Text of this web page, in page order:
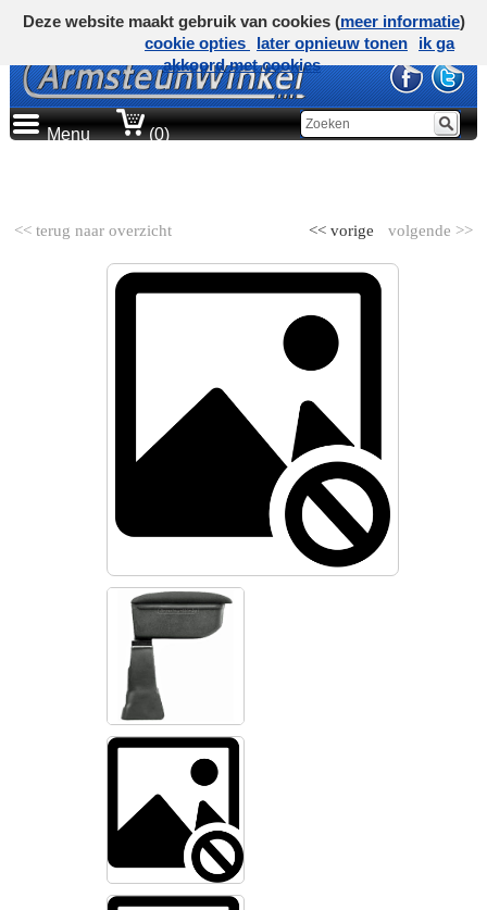
Menu (0)
<< terug naar overzicht volgende >>
<< vorige
Deze website maakt gebruik van cookies (meer informatie)
cookie opties
later opnieuw tonen
ik ga
akkoord met cookies